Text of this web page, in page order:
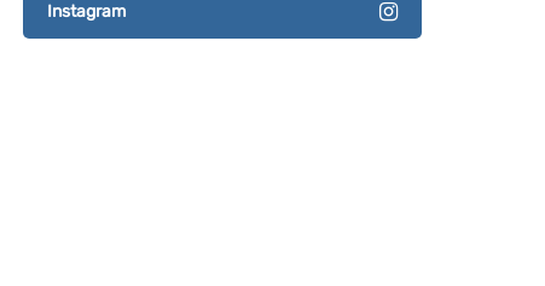
Instagram